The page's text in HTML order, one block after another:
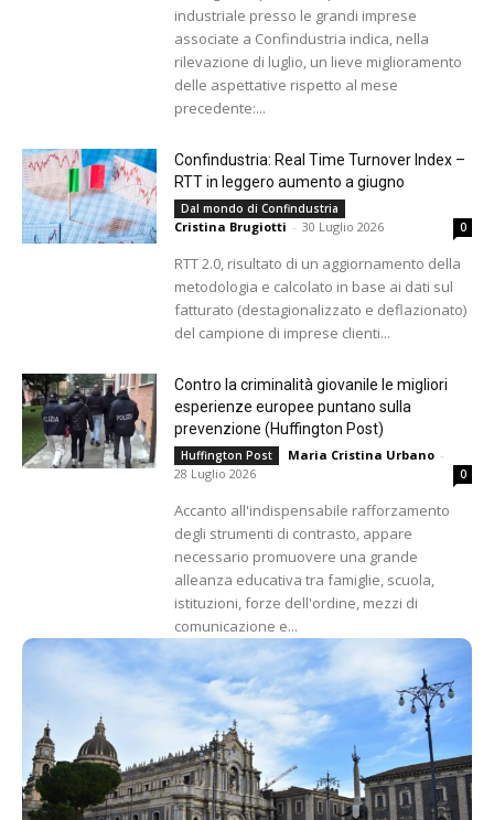
industriale presso le grandi imprese
associate a Confindustria indica, nella
rilevazione di luglio, un lieve miglioramento
delle aspettative rispetto al mese
precedente:...
Confindustria: Real Time Turnover Index –
RTT in leggero aumento a giugno
Dal mondo di Confindustria
Cristina Brugiotti - 30 Luglio 2026 0
RTT 2.0, risultato di un aggiornamento della
metodologia e calcolato in base ai dati sul
fatturato (destagionalizzato e deflazionato)
del campione di imprese clienti...
Contro la criminalità giovanile le migliori
esperienze europee puntano sulla
prevenzione (Huffington Post)
Huffington Post Maria Cristina Urbano -
28 Luglio 2026
0
Accanto all'indispensabile rafforzamento
degli strumenti di contrasto, appare
necessario promuovere una grande
alleanza educativa tra famiglie, scuola,
istituzioni, forze dell'ordine, mezzi di
comunicazione e...